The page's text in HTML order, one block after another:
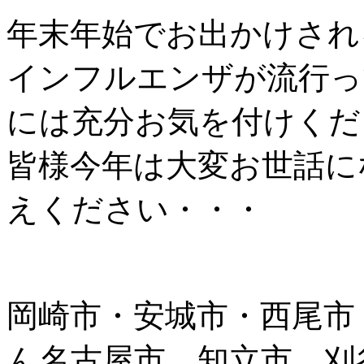
年末年始でお出かけさ
インフルエンザが流行
には充分お気を付けく
皆様今年は大変お世話
えください・・・
岡崎市・安城市・西尾